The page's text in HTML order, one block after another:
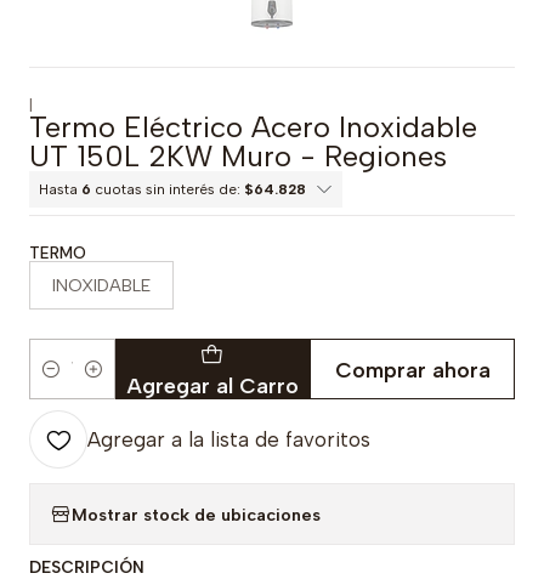
|
Termo Eléctrico Acero Inoxidable
UT 150L 2KW Muro - Regiones
Hasta 6 cuotas sin interés de: $64.828
TERMO
INOXIDABLE
Cantidad Agregar al Carro
Comprar ahora
Agregar a la lista de favoritos
Mostrar stock de ubicaciones
DESCRIPCIÓN